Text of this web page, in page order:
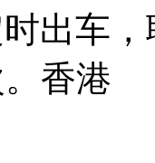
出车
香港